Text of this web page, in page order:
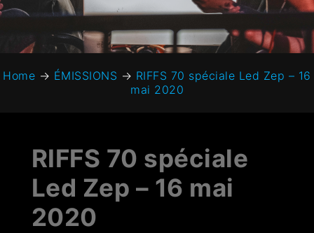
Home → ÉMISSIONS → RIFFS 70 spéciale Led Zep – ‎16
‎mai ‎2020
RIFFS 70 spéciale
Led Zep – ‎16 ‎mai
‎2020